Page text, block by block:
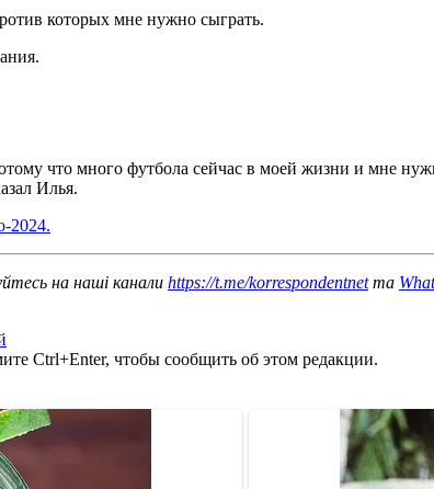
которых мне нужно сыграть.
что много футбола сейчас в моей жизни и мне
Илья.
2024.
на наші канали https://t.me/korrespondentnetта
Ctrl+Enter, чтобы сообщить об этом редакции.